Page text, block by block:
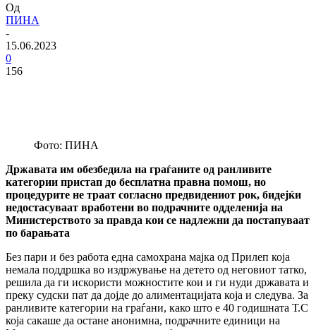
Од
ПИНА
-
15.06.2023
0
156
Фото: ПИНА
Државата им обезбедила на граѓаните од ранливите
категории пристап до бесплатна правна помош, но
процедурите не траат согласно предвидениот рок, бидејќи
недостасуваат вработени во подрачните одделенија на
Министерството за правда кои се надлежни да постапуваат
по барањата
Без пари и без работа една самохрана мајка од Прилеп која
немала поддршка во издржување на детето од неговиот татко,
решила да ги искористи можностите кои и ги нуди државата и
преку судски пат да дојде до алиментацијата која и следува. За
ранливите категории на граѓани, како што е 40 годишната Т.С
која сакаше да остане анонимна, подрачните единици на